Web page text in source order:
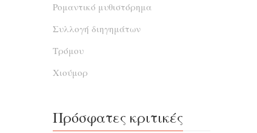
Ρομαντικό μυθιστόρημα
Συλλογή διηγημάτων
Τρόμου
Χιούμορ
Πρόσφατες κριτικές